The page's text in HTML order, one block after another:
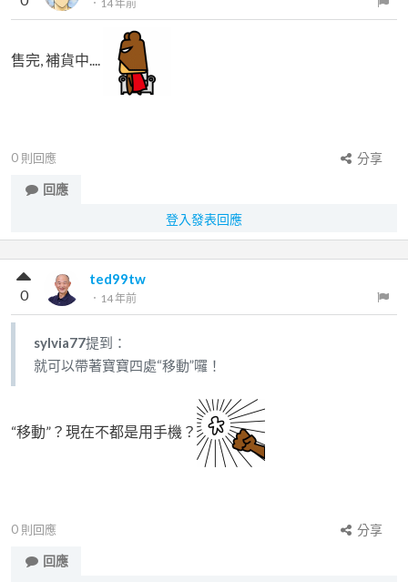
． 14 年前
售完, 補貨中....
0 則回應
分享
回應
登入發表回應
ted99tw
． 14 年前
0
sylvia77提到：
就可以帶著寶寶四處“移動”囉！
“移動”？現在不都是用手機？
0 則回應
分享
回應